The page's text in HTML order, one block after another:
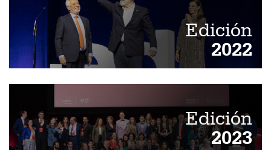
Edición
2022
Edición
2023